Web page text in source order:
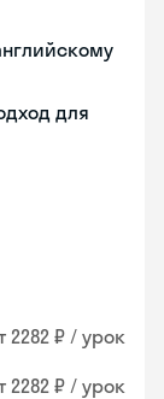
для
2282 ₽ / урок
2282 ₽ / урок